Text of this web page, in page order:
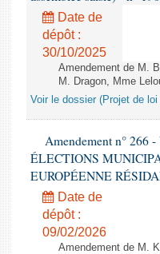
Date de
dépôt :
30/10/2025
Amendement de M.
M. Dragon, Mme
Voir le dossier (Projet de
Amendement n°
ÉLECTIONS
EUROPÉENNE
Date de
dépôt :
09/02/2026
Amendement de M.